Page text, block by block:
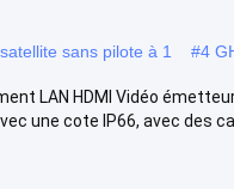
sans pilote à 1 #4
LAN HDMI Vidéo
une cote IP66, avec des